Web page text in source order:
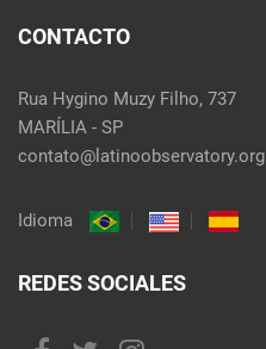
CONTACTO
Rua Hygino Muzy Filho, 737
MARÍLIA - SP
contato@latinoobservatory.org
Idioma
REDES SOCIALES